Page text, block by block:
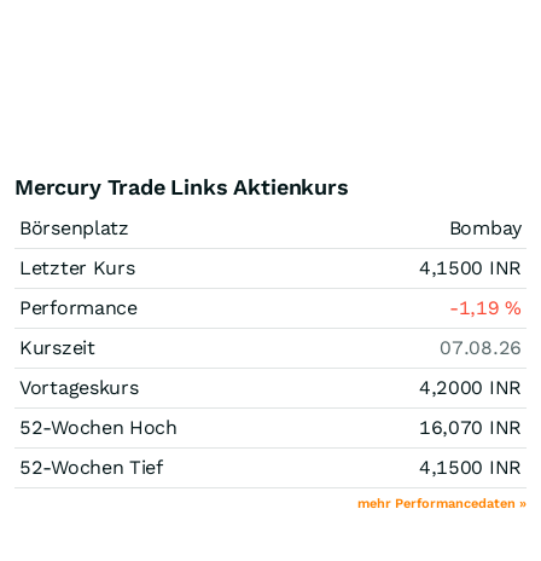
Mercury Trade Links Aktienkurs
Börsenplatz
Bombay
Letzter Kurs
4,1500 INR
Performance
-1,19%
Kurszeit
07.08.26
Vortageskurs
4,2000 INR
52-Wochen Hoch
16,070 INR
52-Wochen Tief
4,1500 INR
mehr Performancedaten »